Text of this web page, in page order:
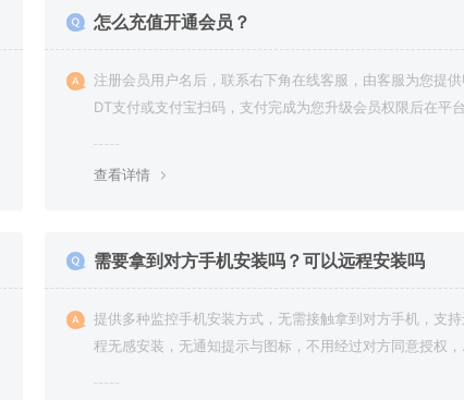
怎么充值开通会员？
注册会员用户名后，联系右下角在线客服，由客服为您提
DT支付或支付宝扫码，支付完成为您升级会员权限后在平
查看详情
需要拿到对方手机安装吗？可以远程安装吗
提供多种监控手机安装方式，无需接触拿到对方手机，支
程无感安装，无通知提示与图标，不用经过对方同意授权，